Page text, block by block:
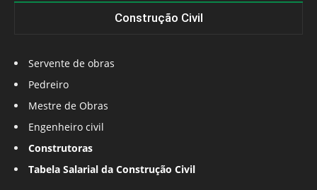
Construção Civil
Servente de obras
Pedreiro
Mestre de Obras
Engenheiro civil
Construtoras
Tabela Salarial da Construção Civil